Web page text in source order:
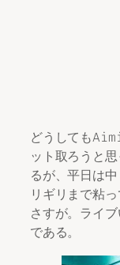
どうしても
ット取ろうと
るが、平日は
リギリまで粘
さすが。ライ
である。